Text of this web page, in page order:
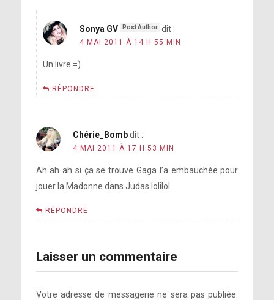
Sonya GV dit :
4 MAI 2011 À 14 H 55 MIN
Un livre =)
RÉPONDRE
Chérie_Bomb dit :
4 MAI 2011 À 17 H 53 MIN
Ah ah ah si ça se trouve Gaga l’a embauchée pour
jouer la Madonne dans Judas lolilol
RÉPONDRE
Laisser un commentaire
Votre adresse de messagerie ne sera pas publiée.